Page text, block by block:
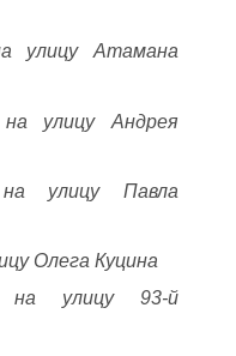
улицу Атамана
улицу Андрея
улицу Павла
Олега Куцина
улицу 93-й